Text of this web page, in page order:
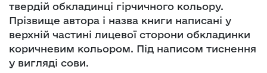
твердій обкладинці гірчичного кольору.
Прізвище автора і назва книги написані у
верхній частині лицевої сторони обкладинки
коричневим кольором. Під написом тиснення
у вигляді сови.